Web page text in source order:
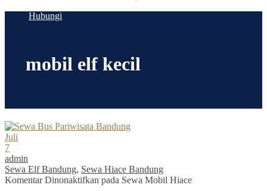
Hubungi
mobil elf kecil
Juli
7
admin
Sewa Elf Bandung, Sewa Hiace Bandung
Komentar Dinonaktifkan pada Sewa Mobil Hiace